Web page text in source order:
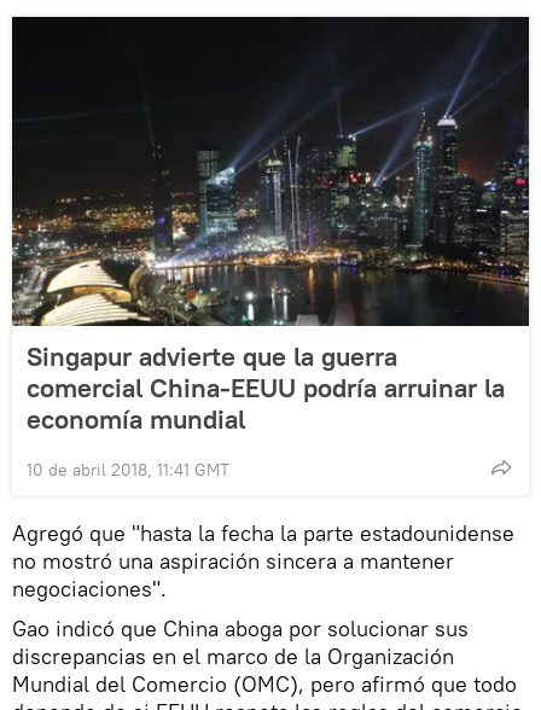
Singapur advierte que la guerra
comercial China-EEUU podría arruinar la
economía mundial
10 de abril 2018, 11:41 GMT
Agregó que "hasta la fecha la parte estadounidense
no mostró una aspiración sincera a mantener
negociaciones".
Gao indicó que China aboga por solucionar sus
discrepancias en el marco de la Organización
Mundial del Comercio (OMC), pero afirmó que todo